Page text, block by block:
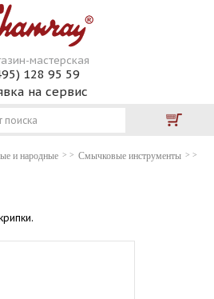
мастерская
128 95 59
на сервис
и народные
Смычковые инструменты